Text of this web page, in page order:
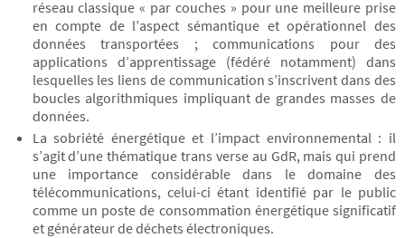
réseau classique « par couches » pour une meilleure prise
en compte de l’aspect sémantique et opérationnel des
données transportées ; communications pour des
applications d’apprentissage (fédéré notamment) dans
lesquelles les liens de communication s’inscrivent dans des
boucles algorithmiques impliquant de grandes masses de
données.
La sobriété énergétique et l’impact environnemental : il
s’agit d’une thématique trans verse au GdR, mais qui prend
une importance considérable dans le domaine des
télécommunications, celui-ci étant identifié par le public
comme un poste de consommation énergétique significatif
et générateur de déchets électroniques.